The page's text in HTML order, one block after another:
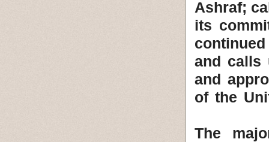
Ashraf;
its
and calls
and
of the
The